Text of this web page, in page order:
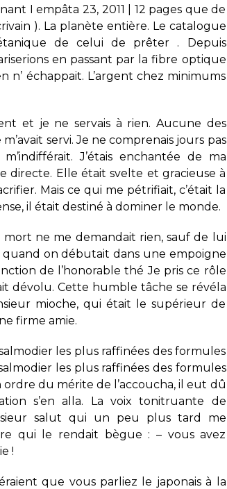
I empâta 23, 2011 | 12 pages que de
). La planète entière. Le catalogue
de celui de prêter . Depuis
en passant par la fibre optique
échappait. L’argent chez minimums
et je ne servais à rien. Aucune des
servi. Je ne comprenais jours pas
J’étais enchantée de ma
directe. Elle était svelte et gracieuse à
Mais ce qui me pétrifiait, c’était la
il était destiné à dominer le monde.
ne me demandait rien, sauf de lui
quand on débutait dans une empoigne
de l’honorable thé Je pris ce rôle
dévolu. Cette humble tâche se révéla
mioche, qui était le supérieur de
firme amie.
les plus raffinées des formules
les plus raffinées des formules
ordre du mérite de l’accoucha, il eut dû
s’en alla. La voix tonitruante de
salut qui un peu plus tard me
qui le rendait bègue : – vous avez
!
que vous parliez le japonais à la